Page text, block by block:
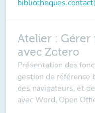
Atelier :
avec Zotero
Présentation des
gestion de référence
des navigateurs, et
avec Word, Open